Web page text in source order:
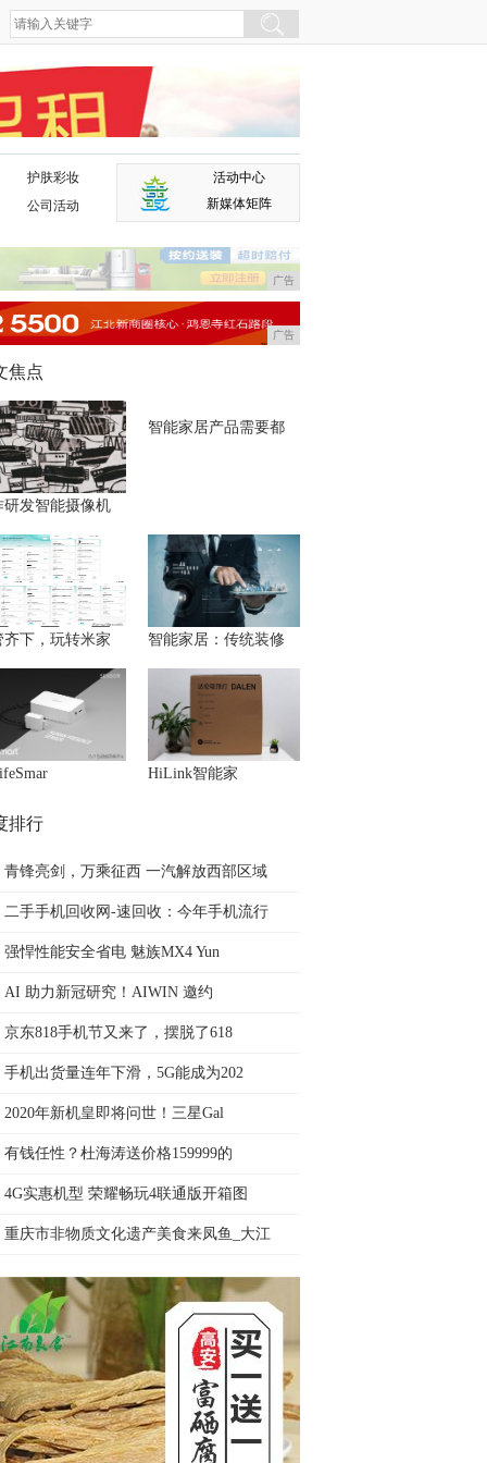
护肤彩妆
公司活动
活动中心
新媒体矩阵
广告
广告
焦点
研发智能摄像机
智能家居产品需要都
齐下，玩转米家 智能家居：传统装修
HiLink智能家
排行
青锋亮剑，万乘征西 一汽解放西部区域
二手手机回收网-速回收：今年手机流行
强悍性能安全省电 魅族MX4 Yun
AI 助力新冠研究！AIWIN 邀约
京东818手机节又来了，摆脱了618
手机出货量连年下滑，5G能成为202
2020年新机皇即将问世！三星Gal
有钱任性？杜海涛送价格159999的
4G实惠机型 荣耀畅玩4联通版开箱图
重庆市非物质文化遗产美食来凤鱼_大江